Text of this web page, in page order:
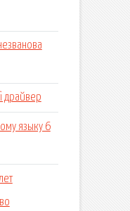
драйвер
языку 6